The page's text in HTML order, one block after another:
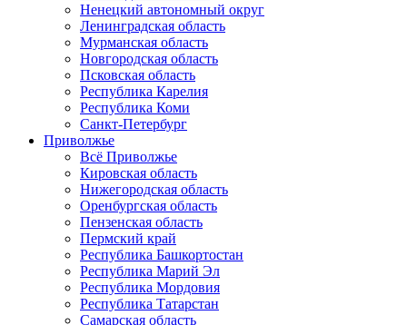
Ненецкий автономный округ
Ленинградская область
Мурманская область
Новгородская область
Псковская область
Республика Карелия
Республика Коми
Санкт-Петербург
Приволжье
Всё Приволжье
Кировская область
Нижегородская область
Оренбургская область
Пензенская область
Пермский край
Республика Башкортостан
Республика Марий Эл
Республика Мордовия
Республика Татарстан
Самарская область